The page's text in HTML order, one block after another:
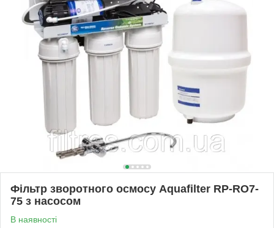
Фільтр зворотного осмосу Aquafilter RP-RO7-
75 з насосом
В наявності